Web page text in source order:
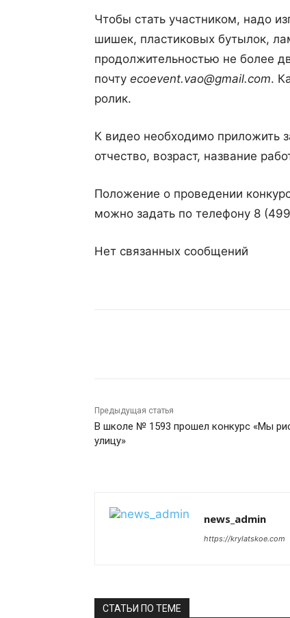
Чтобы стать участником, надо
шишек, пластиковых бутылок,
продолжительностью не более
почту ecoevent.vao@gmail.com.
ролик.
К видео необходимо приложить
отчество, возраст, название
Положение о проведении
можно задать по телефону 8
Нет связанных сообщений
Предыдущая статья
В школе № 1593 прошел конкурс «Мы
улицу»
news_admin
https://krylatskoe.com
СТАТЬИ ПО ТЕМЕ